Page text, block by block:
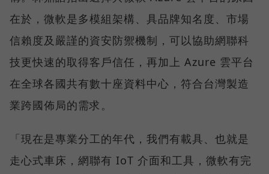
在於，微軟是多模組架構、具品牌知名度、市場
信賴度及嚴謹的資安防禦機制，可以協助網聯科
技更快速的取得客戶信任，再加上 Azure 雲平台
在全球各國共有數十座資料中心，符合台灣製造
業跨國佈局的需求。
「現在是專業分工的年代，我們有載具、也就是
走心式車床，網聯有 IoT 介面和工具，微軟有完